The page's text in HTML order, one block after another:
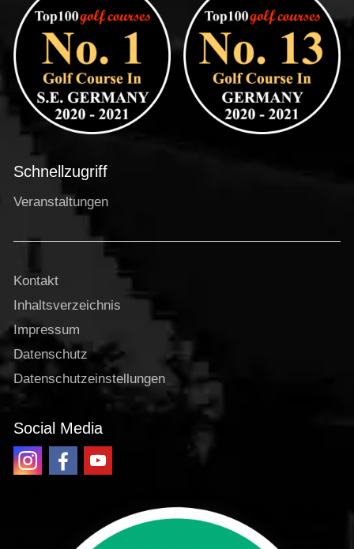
Schnellzugriff
Veranstaltungen
Kontakt
Inhaltsverzeichnis
Impressum
Datenschutz
Datenschutzeinstellungen
Social Media